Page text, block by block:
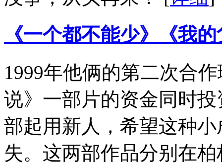
《一个都不能少》《我
1999年他俩的第二次合
说》一部片的资金同时
部起用新人，希望这种
失。这两部作品分别在